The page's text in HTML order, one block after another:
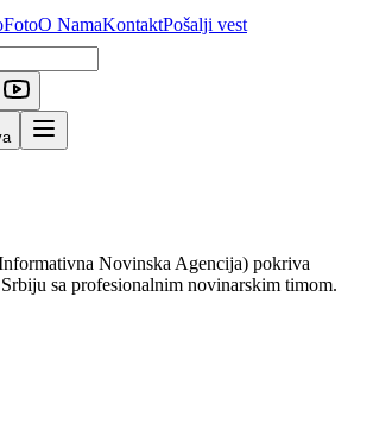
FotoO NamaKontaktPošalji vest
Novinska Agencija) pokriva
sa profesionalnim novinarskim timom.